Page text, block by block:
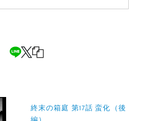
終末の箱庭 第17話 蛮化（後